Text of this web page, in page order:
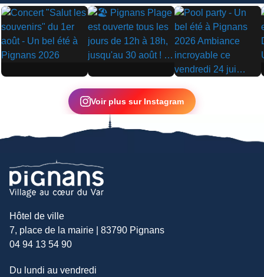
▶ ▶
▶
Voir plus sur Instagram
Hôtel de ville
7, place de la mairie | 83790 Pignans
04 94 13 54 90
Du lundi au vendredi